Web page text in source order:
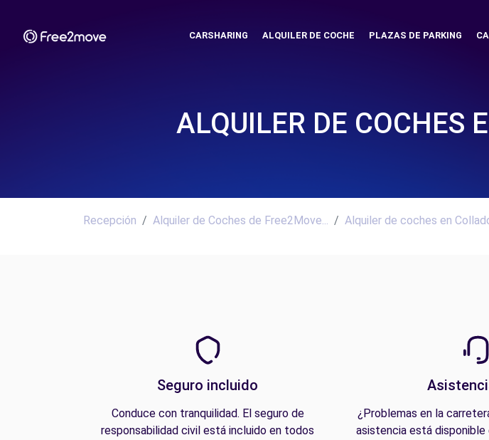
CARSHARING ALQUILER DE COCHE PLAZAS DE PARKING
ALQUILER DE COCHES
Recepción Alquiler de Coches de Free2Move... Alquiler de coches en
Seguro incluido
Conduce con tranquilidad. El seguro de
responsabilidad civil está incluido en todos
¿Problemas en la
asistencia está